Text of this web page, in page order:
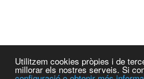
Utilitzem cookies pròpies i de
millorar els nostres serveis. Si